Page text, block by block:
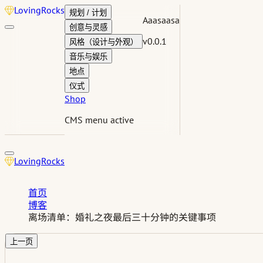
LovingRocks 规划 / 计划
创意与灵感
风格（设计与外观）
音乐与娱乐
地点
仪式
Shop
CMS menu active
Aaasaasa
v0.0.1
LovingRocks
首页
博客
离场清单：婚礼之夜最后三十分钟的关键事项
上一页